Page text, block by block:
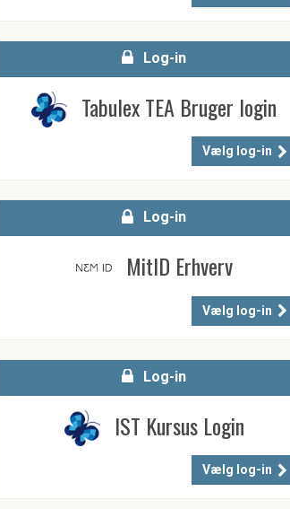
Log-in
Tabulex TEA Bruger login
Vælg log-in
Log-in
MitID Erhverv
Vælg log-in
Log-in
IST Kursus Login
Vælg log-in